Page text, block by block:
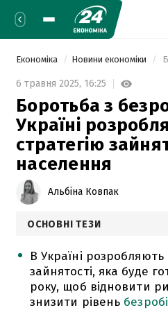
Економіка Новини економіки
6 травня 2025, 16:25
Боротьба з
Україні
стратегію
населення
Альбіна Ковпак
ОСНОВНІ ТЕЗИ
В Україні розробляють
зайнятості, яка буде
року, щоб відновити
знизити рівень